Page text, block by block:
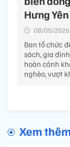
Hưng Yên
08/05/2026
Ban tổ chức
sách, gia
hoàn cảnh
nghèo, vượt
Xem thêm